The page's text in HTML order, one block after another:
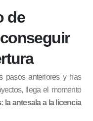
de
pasos anteriores y has
llega el momento
la antesala a la licencia